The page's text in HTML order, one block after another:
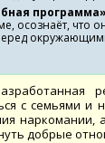
программа»
осознаёт, что
с семьями
наркомании,
добрые